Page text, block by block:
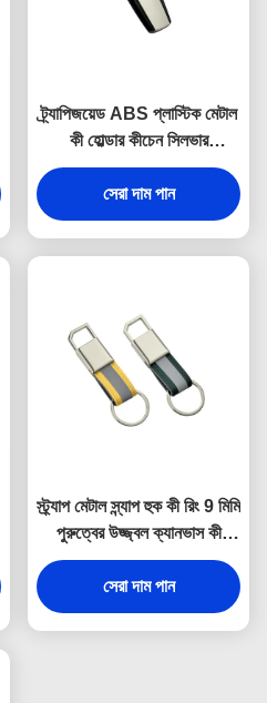
ট্র্যাপিজয়েড ABS প্লাস্টিক মেটাল
কী হোল্ডার কীচেন সিলভার
ইলেক্ট্রোপ্লেটিং
সেরা দাম পান
স্ট্র্যাপ মেটাল স্ন্যাপ হুক কী রিং 9 মিমি
পুরুত্বের উজ্জ্বল ক্যানভাস কী
হোল্ডার স্যুভেনির
সেরা দাম পান